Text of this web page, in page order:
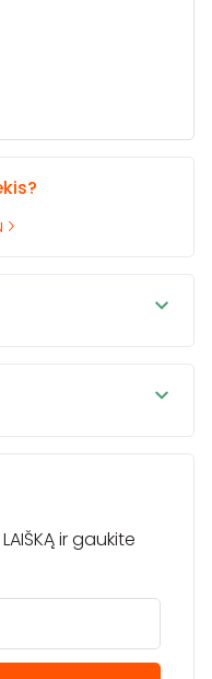
ir gaukite